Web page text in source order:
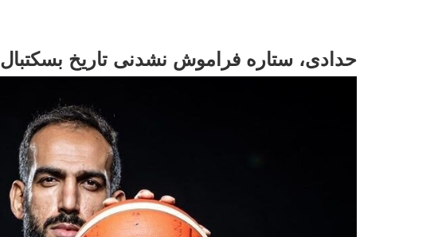
حدادی، ستاره فراموش نشدنی تاریخ بسکتبال